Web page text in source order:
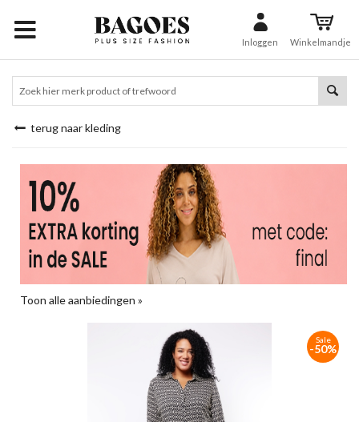
Inloggen Winkelmandje
terug naar kleding
Toon alle aanbiedingen »
Sale
-50%